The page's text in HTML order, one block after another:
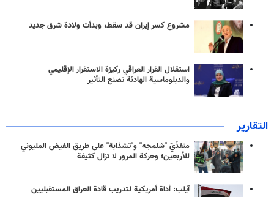
مشروع كسر إيران قد سقط، وبدأت ولادة شرق جديد
استقلال القرار العراقي ركيزة الاستقرار الإقليمي
والدبلوماسية الهادئة تصنع التأثير
التقارير
منفذَيّ "شلمجه" و"تشذابة" على طريق الفيض المليوني
للأربعين؛ وحركة المرور لا تزال كثيفة
آيلب: أداة أمريكية لتدريب قادة العراق المستقبليين